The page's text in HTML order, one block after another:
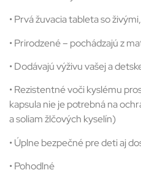
• Prvá žuvacia tableta so
• Prirodzené – pochádzajú z
• Dodávajú výživu vašej a
• Rezistentné voči kyslému
kapsula nie je potrebná na
a soliam žlčových kyselín)
• Úplne bezpečné pre deti aj
• Pohodlné